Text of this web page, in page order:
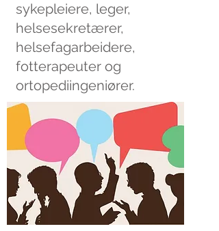
sykepleiere, leger,
helsesekretærer,
helsefagarbeidere,
fotterapeuter og
ortopediingeniører.